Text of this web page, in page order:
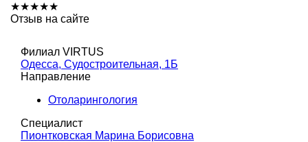
★★★★★
Отзыв на сайте
Филиал VIRTUS
Одесса, Судостроительная, 1Б
Направление
Отоларингология
Специалист
Пионтковская Марина Борисовна